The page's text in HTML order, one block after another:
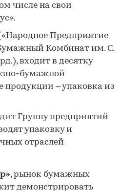
числе на свои
Предприятие
Комбинат им. С.
входит в десятку
бумажной
– упаковка из
Группу предприятий
упаковку и
отраслей
, рынок бумажных
демонстрировать